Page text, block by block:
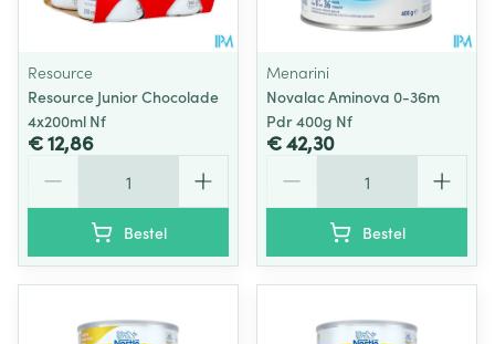
Resource
Resource Junior Chocolade
4x200ml Nf
€ 12,86
Bestel
Menarini
Novalac Aminova 0-36m
Pdr 400g Nf
€ 42,30
Bestel